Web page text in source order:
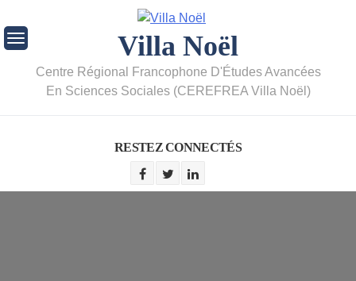
Villa Noël
Centre Régional Francophone D'Études Avancées
En Sciences Sociales (CEREFREA Villa Noël)
RESTEZ CONNECTÉS